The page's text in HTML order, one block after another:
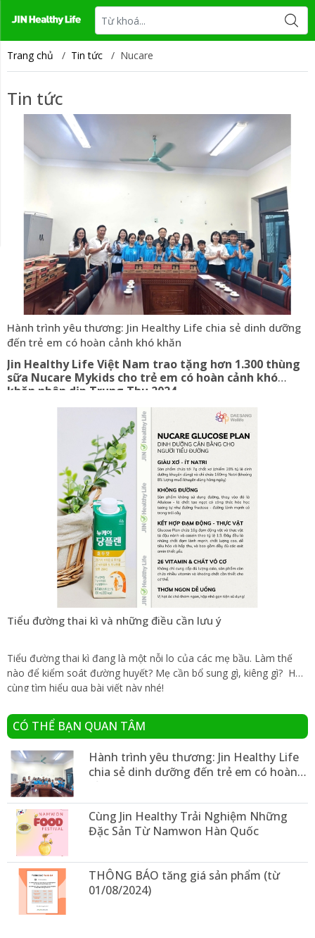
Tin tức Liên hệ
Trang chủ / Tin tức / Nucare
Tin tức
Hành trình yêu thương: Jin Healthy Life chia sẻ dinh dưỡng
đến trẻ em có hoàn cảnh khó khăn
Jin Healthy Life Việt Nam trao tặng hơn 1.300 thùng
sữa Nucare Mykids cho trẻ em có hoàn cảnh khó
khăn nhân dịp Trung Thu 2024
Tiểu đường thai kì và những điều cần lưu ý
Tiểu đường thai kì đang là một nỗi lo của các mẹ bầu. Làm thế
nào để kiểm soát đường huyết? Mẹ cần bổ sung gì, kiêng gì? Hãy
cùng tìm hiểu qua bài viết này nhé!
CÓ THỂ BẠN QUAN TÂM
Hành trình yêu thương: Jin Healthy Life
chia sẻ dinh dưỡng đến trẻ em có hoàn
cảnh khó khăn
Cùng Jin Healthy Trải Nghiệm Những
Đặc Sản Từ Namwon Hàn Quốc
THÔNG BÁO tăng giá sản phẩm (từ
01/08/2024)